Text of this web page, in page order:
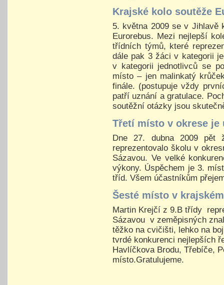
Krajské kolo soutěže
5. května 2009 se v Jihlavě
Eurorebus. Mezi nejlepší
třídních týmů, které
dále pak 3 žáci v kategorii
v kategorii jednotlivců se
místo – jen malinkatý
finále. (postupuje vždy
patří uznání a gratulace.
soutěžní otázky jsou
Třetí místo v okrese je
Dne 27. dubna 2009 pět
reprezentovalo školu v
Sázavou. Ve velké
výkony. Úspěchem je 3.
tříd. Všem účastníkům
Šesté místo v
Martin Krejčí z 9.B třídy
Sázavou v zeměpisných
těžko na cvičišti, lehko na
tvrdé konkurenci nejlepších
Havlíčkova Brodu, Třebíče,
místo.Gratulujeme.